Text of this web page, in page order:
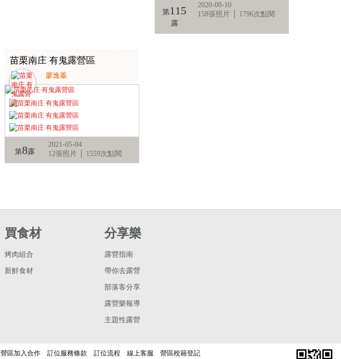
第115
露
2020-08-10
158張照片 │ 1796次點閱
苗栗南庄 有鬼露營區
廖逸蓁
第8露
2021-05-04
12張照片 │ 1559次點閱
買食材
烤肉組合
新鮮食材
分享樂
露營指南
帶你去露營
部落客分享
露營樂報導
主題性露營
營區加入合作 訂位服務條款 訂位流程 線上客服 營區稅籍登記